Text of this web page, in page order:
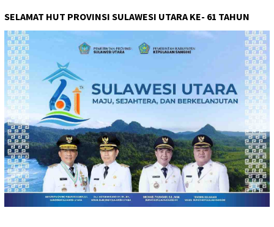
SELAMAT HUT PROVINSI SULAWESI UTARA KE- 61 TAHUN